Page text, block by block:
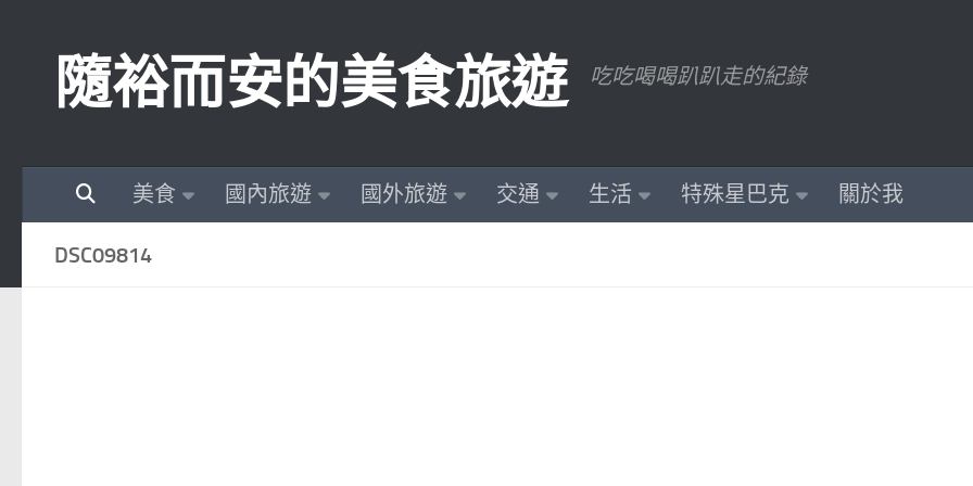
隨裕而安的美食旅遊 吃吃喝喝趴趴走的紀錄
美食 國內旅遊 國外旅遊 交通 生活 特殊星巴克 關於我
DSC09814